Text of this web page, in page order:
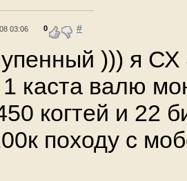
03:06 0 #
))) я
каста валю
когтей и 22
походу с